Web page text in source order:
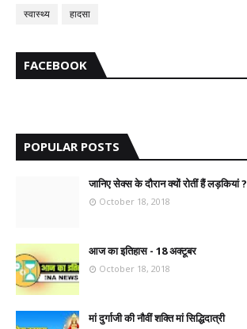
स्वास्थ्य
हादसा
FACEBOOK
POPULAR POSTS
जानिए सेक्स के दौरान क्यों रोतीं हैं लड़कियां ?
October 18, 2018
आज का इतिहास - 18 अक्टूबर
October 18, 2018
मां दुर्गाजी की नौवीं शक्ति मां सिद्धिदात्री